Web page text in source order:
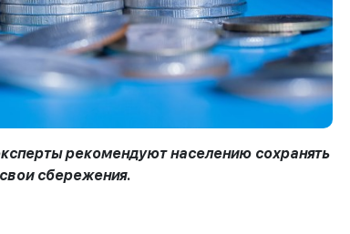
рекомендуют населению сохранять
сбережения.